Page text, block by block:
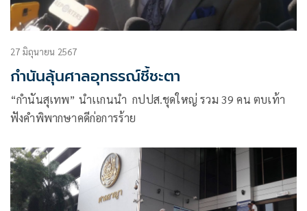
27 มิถุนายน 2567
กำนันลุ้นศาลอุทธรณ์ชี้ชะตา
“กำนันสุเทพ” นำเเกนนำ กปปส.ชุดใหญ่ รวม 39 คน ตบเท้า
ฟังคำพิพากษาคดีก่อการร้าย